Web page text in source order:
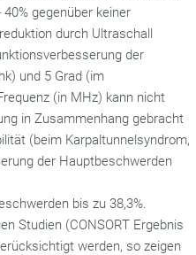
gegenüber keiner
durch Ultraschall
der
und 5 Grad (im
(in MHz) kann nicht
in Zusammenhang gebracht
(beim Karpaltunnelsyndrom,
der Hauptbeschwerden
bis zu 38,3%.
Studien (CONSORT Ergebnis
werden, so zeigen